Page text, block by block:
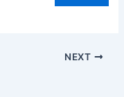
NEXT